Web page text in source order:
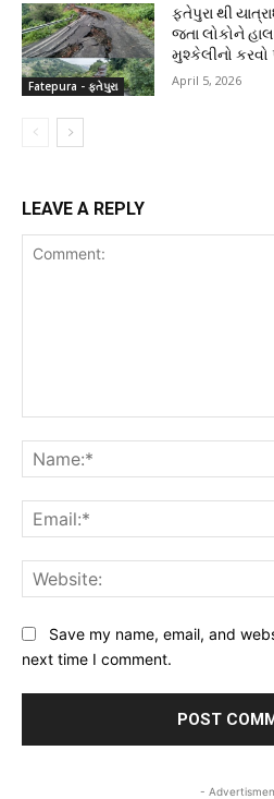
Fatepura - ફતેપુરા
ફતેપુરા થી
જતા લોકોને
મુશ્કેલીનો કરવો
April 5, 2026
LEAVE A REPLY
Save my name, email, and
next time I comment.
-